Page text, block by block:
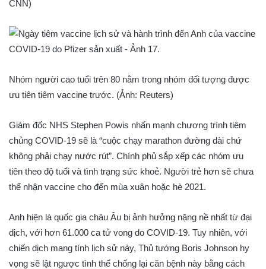
CNN)
Nhóm người cao tuổi trên 80 nằm trong nhóm đối tượng được
ưu tiên tiêm vaccine trước. (Ảnh: Reuters)
Giám đốc NHS Stephen Powis nhấn mạnh chương trình tiêm
chủng COVID-19 sẽ là “cuộc chạy marathon đường dài chứ
không phải chạy nước rút”. Chính phủ sắp xếp các nhóm ưu
tiên theo độ tuổi và tình trạng sức khoẻ. Người trẻ hơn sẽ chưa
thể nhận vaccine cho đến mùa xuân hoặc hè 2021.
Anh hiện là quốc gia châu Âu bị ảnh hưởng nặng nề nhất từ ​​đại
dịch, với hơn 61.000 ca tử vong do COVID-19. Tuy nhiên, với
chiến dịch mang tính lịch sử này, Thủ tướng Boris Johnson hy
vọng sẽ lật ngược tình thế chống lại căn bệnh này bằng cách